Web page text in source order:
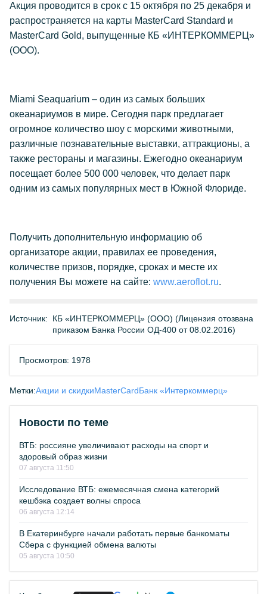
Акция проводится в срок с 15 октября по 25 декабря и
распространяется на карты MasterCard Standard и
MasterCard Gold, выпущенные КБ «ИНТЕРКОММЕРЦ»
(ООО).
Miami Seaquarium – один из самых больших
океанариумов в мире. Сегодня парк предлагает
огромное количество шоу с морскими животными,
различные познавательные выставки, аттракционы, а
также рестораны и магазины. Ежегодно океанариум
посещает более 500 000 человек, что делает парк
одним из самых популярных мест в Южной Флориде.
Получить дополнительную информацию об
организаторе акции, правилах ее проведения,
количестве призов, порядке, сроках и месте их
получения Вы можете на сайте: www.aeroflot.ru.
Источник:
КБ «ИНТЕРКОММЕРЦ» (ООО) (Лицензия отозвана
приказом Банка России ОД-400 от 08.02.2016)
Просмотров: 1978
Метки:Акции и скидкиMasterCardБанк «Интеркоммерц»
Новости по теме
ВТБ: россияне увеличивают расходы на спорт и
здоровый образ жизни
07 августа 11:50
Исследование ВТБ: ежемесячная смена категорий
кешбэка создает волны спроса
06 августа 12:14
В Екатеринбурге начали работать первые банкоматы
Сбера с функцией обмена валюты
05 августа 10:50